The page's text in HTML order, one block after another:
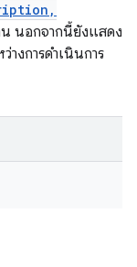
นอกจากนี้ยังแสดง
างการดำเนินการ